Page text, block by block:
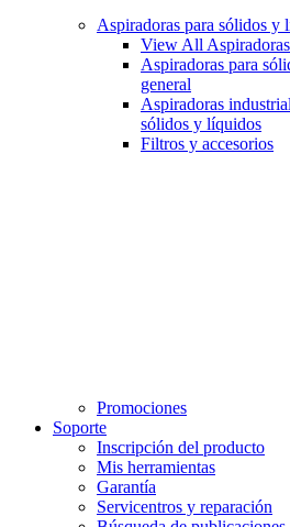
Aspiradoras para sólidos y
View All
Aspiradoras para
general
Aspiradoras
sólidos y líquidos
Filtros y accesorios
Promociones
Soporte
Inscripción del producto
Mis herramientas
Garantía
Servicentros y reparación